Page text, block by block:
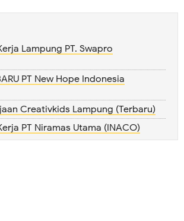
Lampung PT. Swapro
PT New Hope Indonesia
Creativkids Lampung (Terbaru)
PT Niramas Utama (INACO)